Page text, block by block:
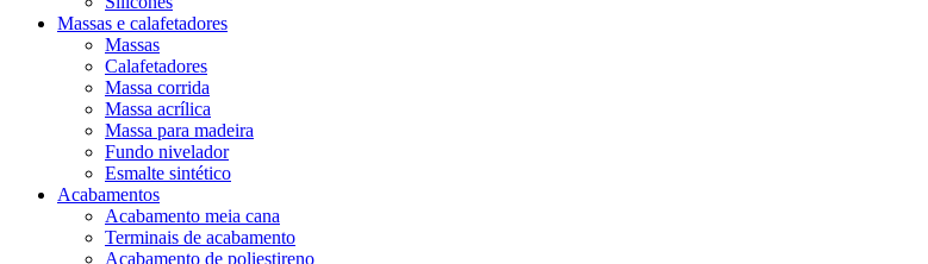
Massas e calafetadores
Massas
Calafetadores
Massa corrida
Massa acrílica
Massa para madeira
Fundo nivelador
Esmalte sintético
Acabamentos
Acabamento meia cana
Terminais de acabamento
Acabamento de poliestireno